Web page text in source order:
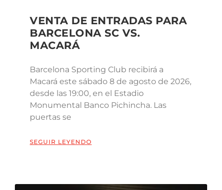
VENTA DE ENTRADAS PARA
BARCELONA SC VS.
MACARÁ
Barcelona Sporting Club recibirá a
Macará este sábado 8 de agosto de 2026,
desde las 19:00, en el Estadio
Monumental Banco Pichincha. Las
puertas se
SEGUIR LEYENDO